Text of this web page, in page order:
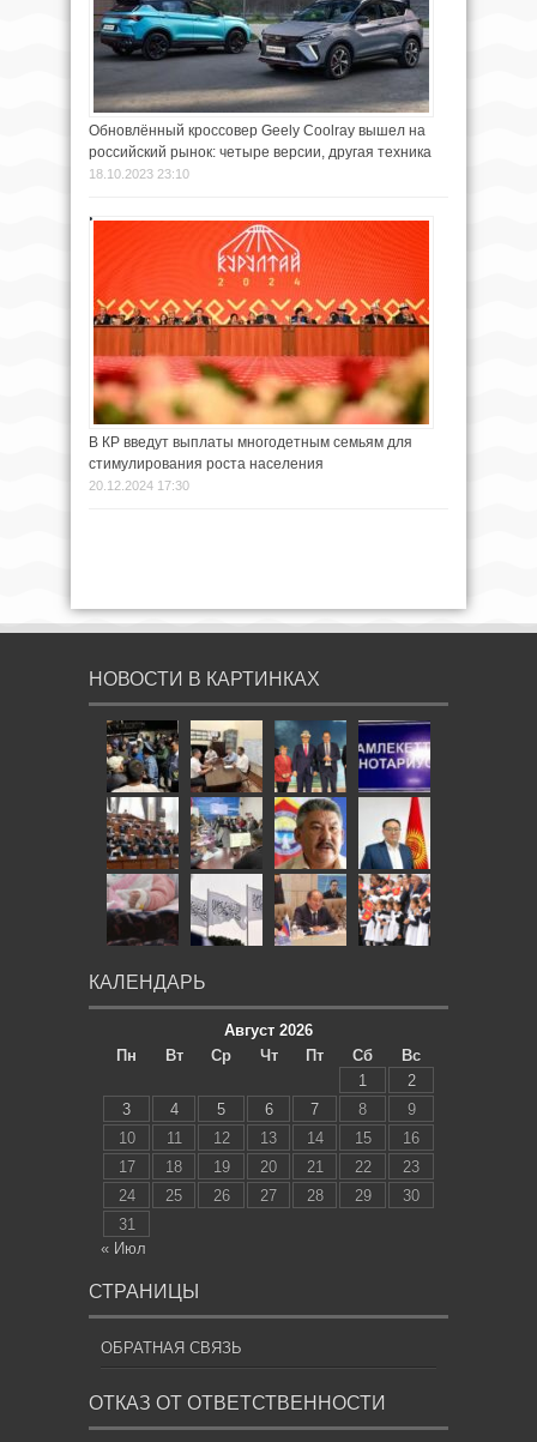
Обновлённый кроссовер Geely Coolray вышел на
российский рынок: четыре версии, другая техника
18.10.2023 23:10
В КР введут выплаты многодетным семьям для
стимулирования роста населения
20.12.2024 17:30
НОВОСТИ В КАРТИНКАХ
КАЛЕНДАРЬ
Август 2026
Пн
Вт Ср Чт Пт Сб
Вс
1
2
3
4 5 6 7 8
9
10
11 12 13 14 15
16
17
18 19 20 21 22
23
24
25 26 27 28 29
30
31
« Июл
СТРАНИЦЫ
ОБРАТНАЯ СВЯЗЬ
ОТКАЗ ОТ ОТВЕТСТВЕННОСТИ